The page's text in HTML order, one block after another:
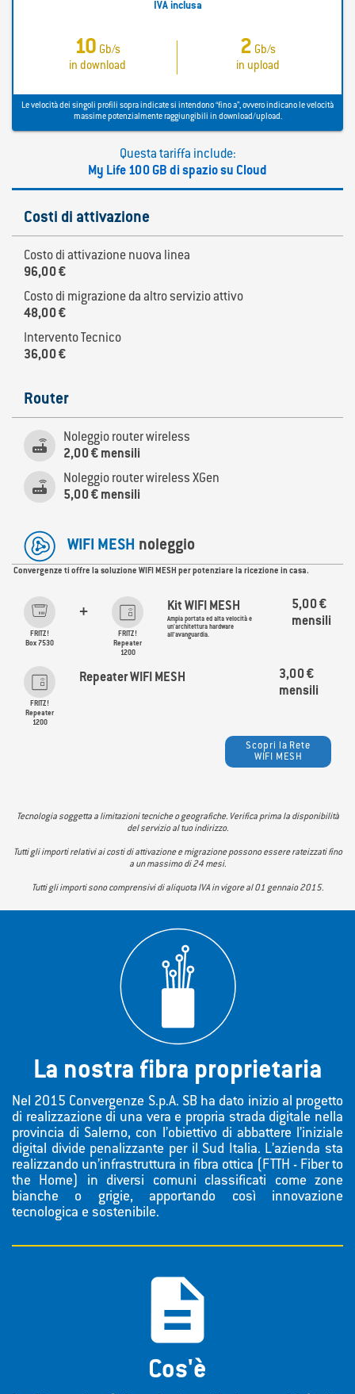
IVA inclusa
10 Gb/s
in download
2 Gb/s
in upload
Le velocità dei singoli profili sopra indicate si intendono “fino a”, ovvero indicano le velocità
massime potenzialmente raggiungibili in download/upload.
Questa tariffa include:
My Life 100 GB di spazio su Cloud
Costi di attivazione
Costo di attivazione nuova linea
96,00 €
Costo di migrazione da altro servizio attivo
48,00 €
Intervento Tecnico
36,00 €
Router

Noleggio router wireless
2,00 € mensili

Noleggio router wireless XGen
5,00 € mensili
WIFI MESH noleggio
Convergenze ti offre la soluzione WIFI MESH per potenziare la ricezione in casa.
FRITZ!
Box 7530
+
FRITZ!
Repeater
1200
Kit WIFI MESH
Ampia portata ed alta velocità e
un'architettura hardware
all'avanguardia.
5,00 €
mensili
FRITZ!
Repeater
1200
Repeater WIFI MESH
3,00 €
mensili
Scopri la Rete
WIFI MESH
Tecnologia soggetta a limitazioni tecniche o geografiche. Verifica prima la disponibilità
del servizio al tuo indirizzo.
Tutti gli importi relativi ai costi di attivazione e migrazione possono essere rateizzati fino
a un massimo di 24 mesi.
Tutti gli importi sono comprensivi di aliquota IVA in vigore al 01 gennaio 2015.
La nostra fibra proprietaria
Nel 2015 Convergenze S.p.A. SB ha dato inizio al progetto
di realizzazione di una vera e propria strada digitale nella
provincia di Salerno, con l’obiettivo di abbattere l’iniziale
digital divide penalizzante per il Sud Italia. L’azienda sta
realizzando un’infrastruttura in fibra ottica (FTTH - Fiber to
the Home) in diversi comuni classificati come zone
bianche o grigie, apportando così innovazione
tecnologica e sostenibile.

Cos'è